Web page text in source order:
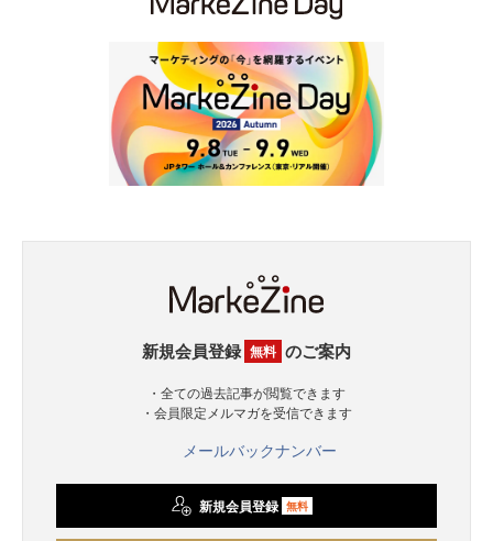
新規会員登録 無料 のご案内
・全ての過去記事が閲覧できます
・会員限定メルマガを受信できます
メールバックナンバー
新規会員登録 無料